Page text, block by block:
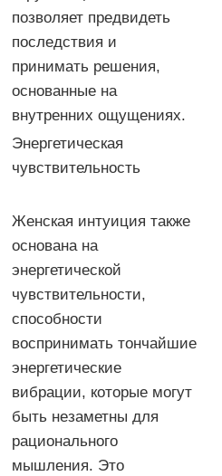
позволяет предвидеть
последствия и
принимать решения,
основанные на
внутренних ощущениях.
Энергетическая
чувствительность
Женская интуиция также
основана на
энергетической
чувствительности,
способности
воспринимать тончайшие
энергетические
вибрации, которые могут
быть незаметны для
рационального
мышления. Это